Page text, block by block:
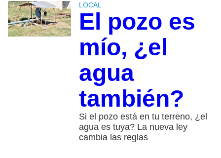
LOCAL
El pozo es
mío, ¿el
agua
también?
Si el pozo está en tu terreno, ¿el
agua es tuya? La nueva ley
cambia las reglas